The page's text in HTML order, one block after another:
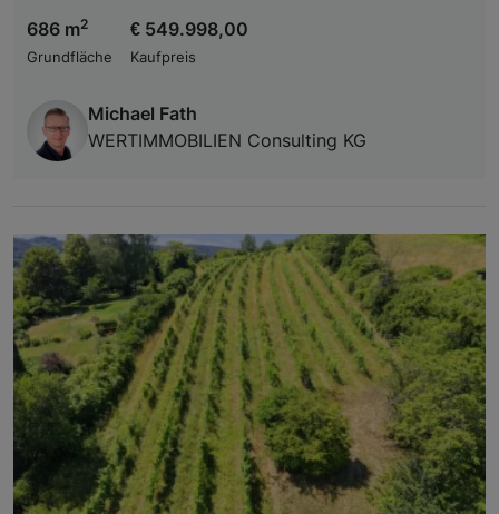
686 m2
Grundfläche
€ 549.998,00
Kaufpreis
Michael Fath
WERTIMMOBILIEN Consulting KG